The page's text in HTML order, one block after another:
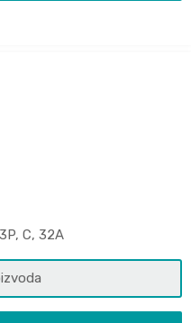
C, 32A